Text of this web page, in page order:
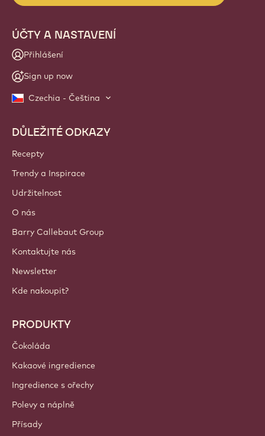
ÚČTY A NASTAVENÍ
Přihlášení
Sign up now
Czechia - Čeština
Footer
Callebaut
DŮLEŽITÉ ODKAZY
Recepty
Trendy a Inspirace
Udržitelnost
O nás
Barry Callebaut Group
Kontaktujte nás
Newsletter
Kde nakoupit?
PRODUKTY
Čokoláda
Kakaové ingredience
Ingredience s ořechy
Polevy a náplně
Přísady